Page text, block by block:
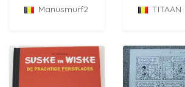
1972Manusmurf2
Jacobs
TITAAN